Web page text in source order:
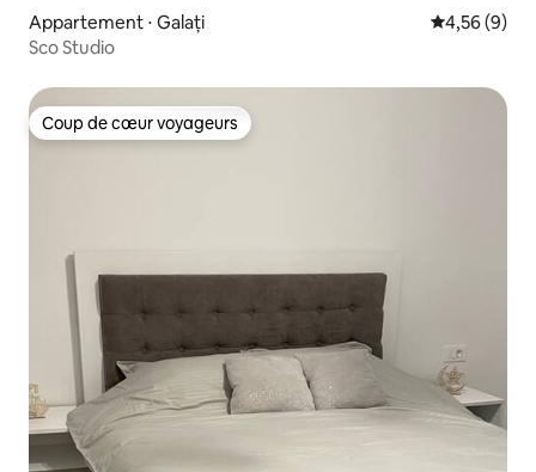
Appartement ⋅ Galați Évaluation
4,56 (9)
Sco Studio
Coup de cœur voyageurs
Coup de cœur voyageurs